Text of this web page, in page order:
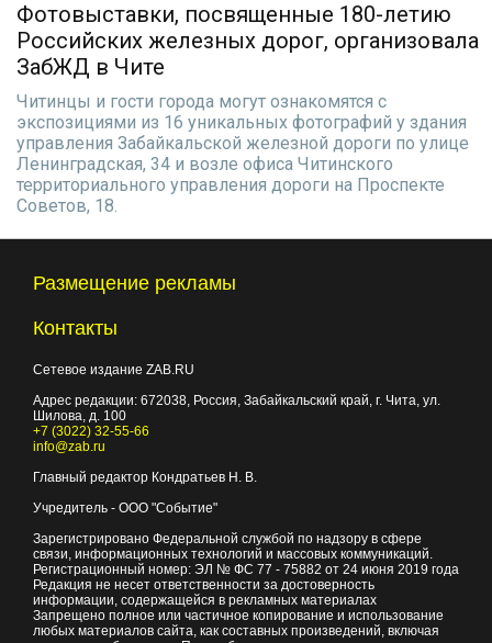
Фотовыставки, посвященные 180-летию
Российских железных дорог, организовала
ЗабЖД в Чите
Читинцы и гости города могут ознакомятся с
экспозициями из 16 уникальных фотографий у здания
управления Забайкальской железной дороги по улице
Ленинградская, 34 и возле офиса Читинского
территориального управления дороги на Проспекте
Советов, 18.
Размещение рекламы
Контакты
Сетевое издание ZAB.RU
Адрес редакции: 672038, Россия, Забайкальский край, г. Чита, ул.
Шилова, д. 100
+7 (3022) 32-55-66
info@zab.ru
Главный редактор Кондратьев Н. В.
Учредитель - ООО "Событие"
Зарегистрировано Федеральной службой по надзору в сфере
связи, информационных технологий и массовых коммуникаций.
Регистрационный номер: ЭЛ № ФС 77 - 75882 от 24 июня 2019 года
Редакция не несет ответственности за достоверность
информации, содержащейся в рекламных материалах
Запрещено полное или частичное копирование и использование
любых материалов сайта, как составных произведений, включая